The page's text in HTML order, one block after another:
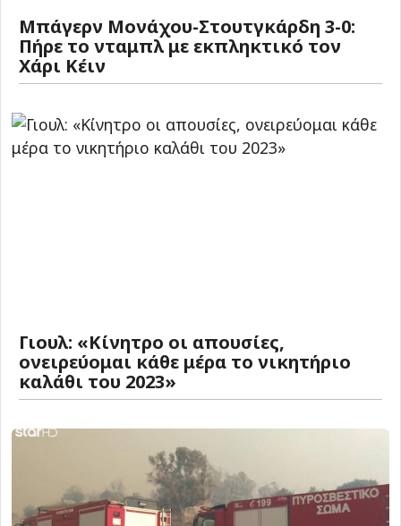
Μπάγερν Μονάχου-Στουτγκάρδη 3-0:
Πήρε το νταμπλ με εκπληκτικό τον
Χάρι Κέιν
Γιουλ: «Κίνητρο οι απουσίες,
ονειρεύομαι κάθε μέρα το νικητήριο
καλάθι του 2023»